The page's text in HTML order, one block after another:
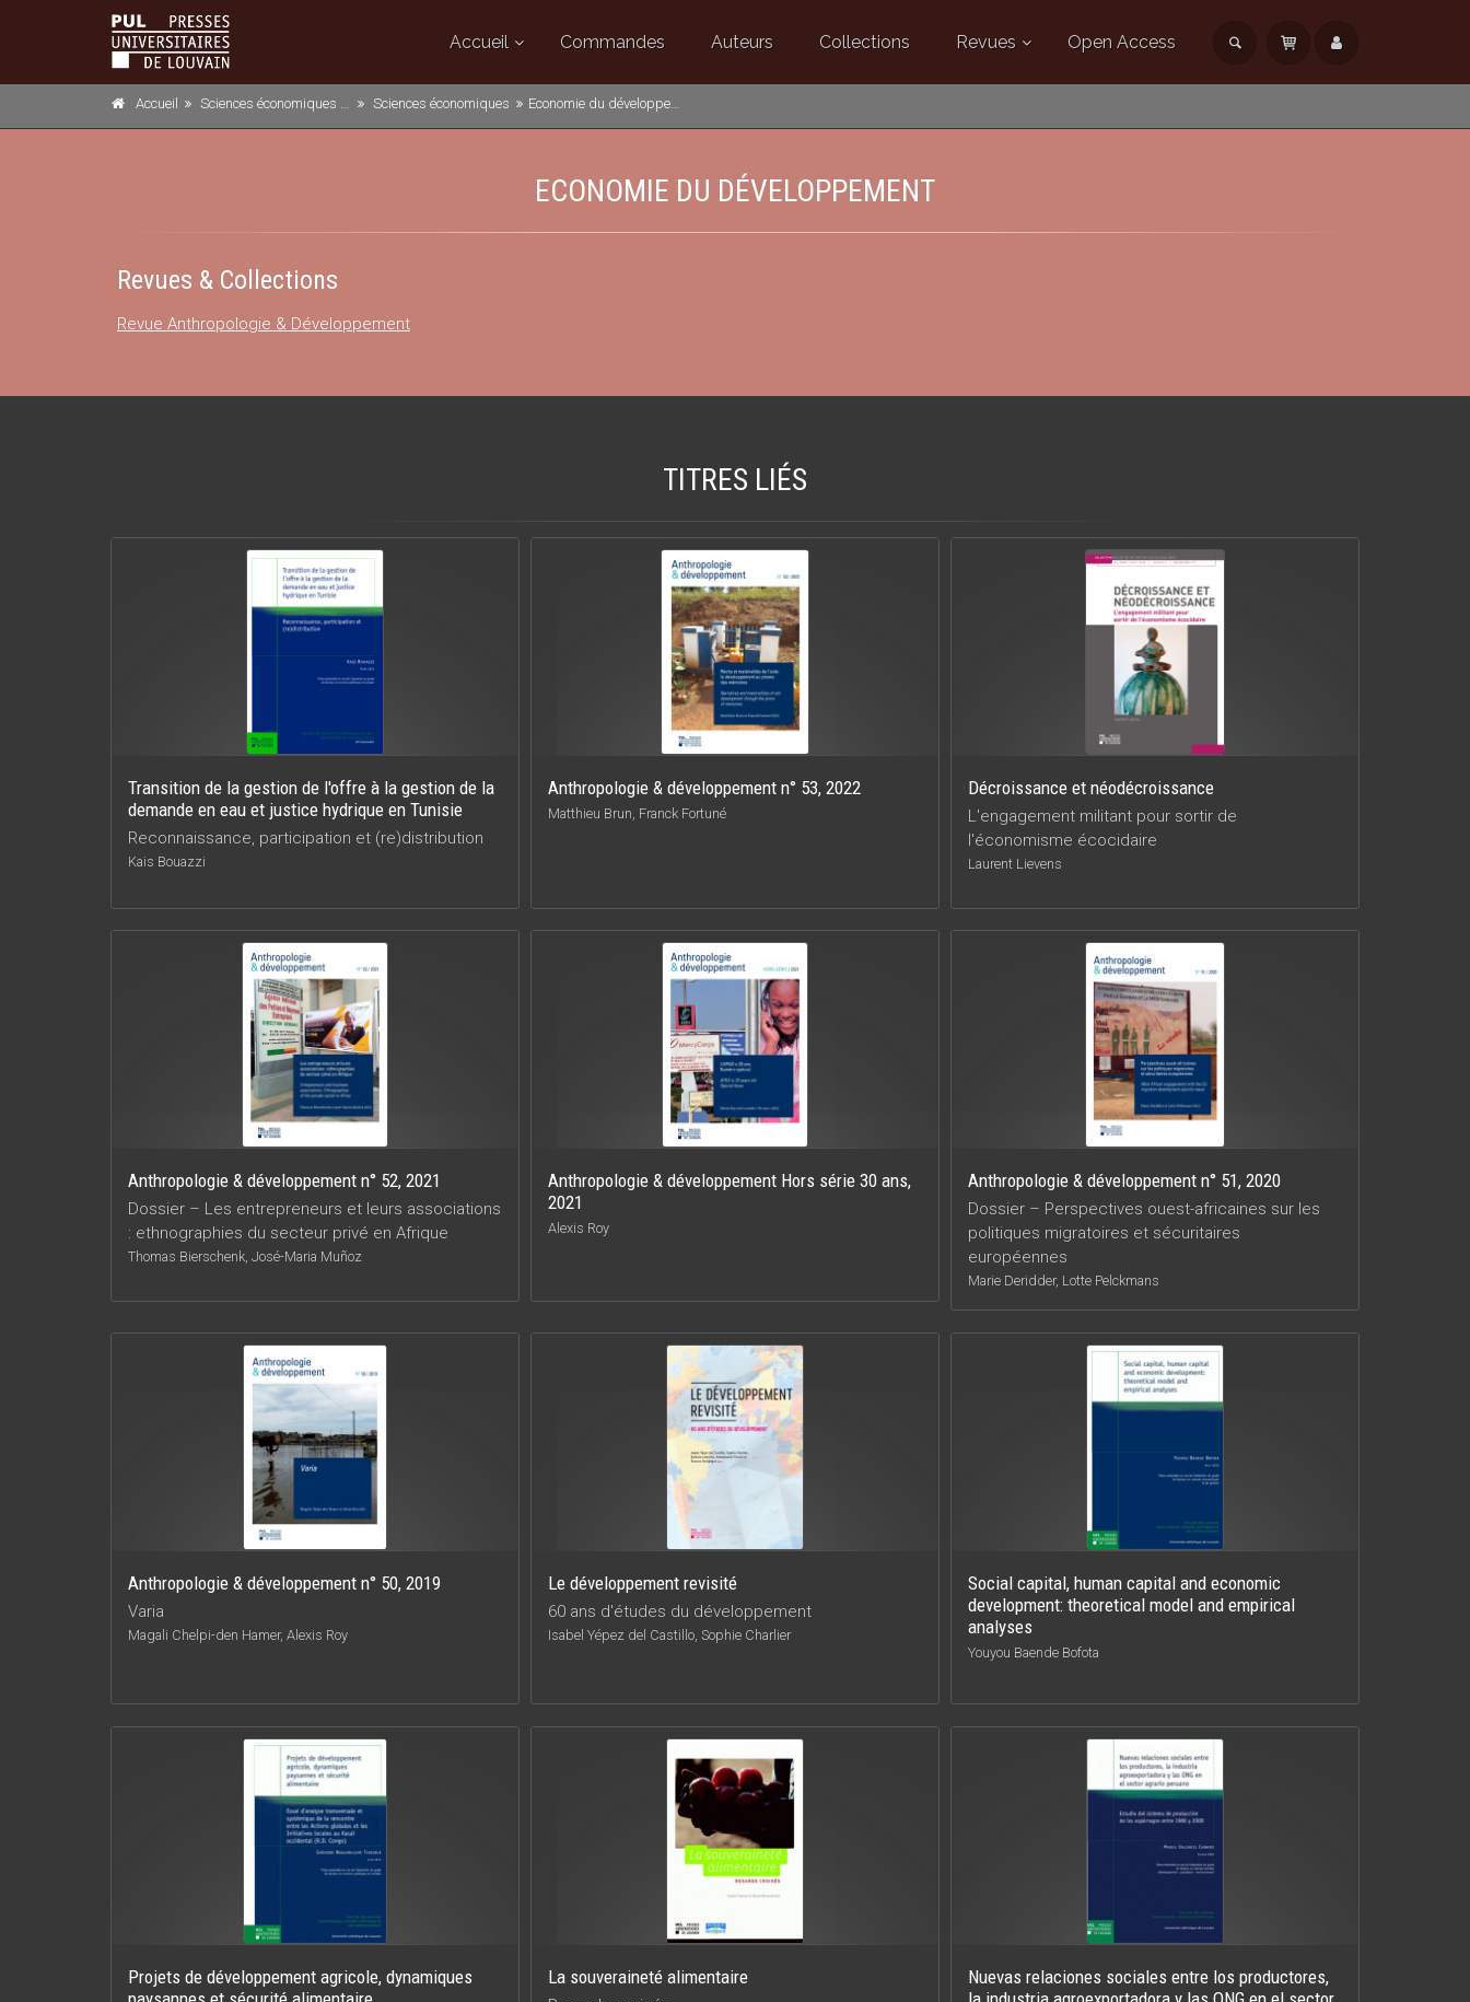
Accueil Commandes Auteurs Collections Revues Open Access
Accueil Sciences économiques et sociales Sciences économiques Economie du développement
ECONOMIE DU DÉVELOPPEMENT
Revues & Collections
Revue Anthropologie & Développement
TITRES LIÉS
Transition de la gestion de l'offre à la gestion de la
demande en eau et justice hydrique en Tunisie
Reconnaissance, participation et (re)distribution
Kais Bouazzi
Anthropologie & développement n° 53, 2022
Matthieu Brun, Franck Fortuné
Décroissance et néodécroissance
L'engagement militant pour sortir de
l'économisme écocidaire
Laurent Lievens
Anthropologie & développement n° 52, 2021
Dossier – Les entrepreneurs et leurs associations
: ethnographies du secteur privé en Afrique
Thomas Bierschenk, José-Maria Muñoz
Anthropologie & développement Hors série 30 ans,
2021
Alexis Roy
Anthropologie & développement n° 51, 2020
Dossier – Perspectives ouest-africaines sur les
politiques migratoires et sécuritaires
européennes
Marie Deridder, Lotte Pelckmans
Anthropologie & développement n° 50, 2019
Varia
Magali Chelpi-den Hamer, Alexis Roy
Le développement revisité
60 ans d'études du développement
Isabel Yépez del Castillo, Sophie Charlier
Social capital, human capital and economic
development: theoretical model and empirical
analyses
Youyou Baende Bofota
Projets de développement agricole, dynamiques
La souveraineté alimentaire
Nuevas relaciones sociales entre los productores,